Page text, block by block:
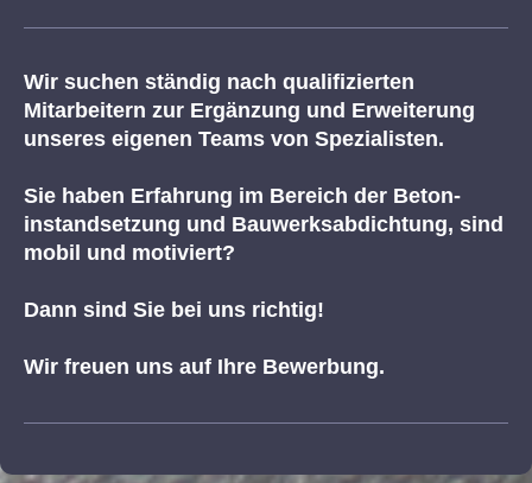
Wir suchen ständig nach qualifizierten
Mitarbeitern zur Ergänzung und Erweiterung
unseres eigenen Teams von Spezialisten.
Sie haben Erfahrung im Bereich der Beton-
instandsetzung und Bauwerksabdichtung, sind
mobil und motiviert?
Dann sind Sie bei uns richtig!
Wir freuen uns auf Ihre Bewerbung.